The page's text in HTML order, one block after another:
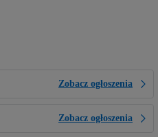
Zobacz ogłoszenia
Zobacz ogłoszenia